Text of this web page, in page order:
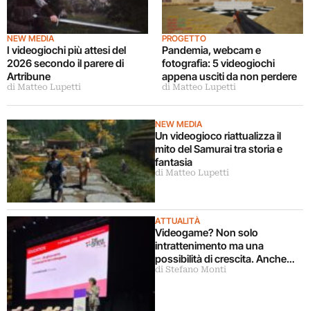
NEW MEDIA
I videogiochi più attesi del
2026 secondo il parere di
Artribune
di Matteo Lupetti
PROGETTO
Pandemia, webcam e
fotografia: 5 videogiochi
appena usciti da non perdere
di Matteo Lupetti
NEW MEDIA
Un videogioco riattualizza il
mito del Samurai tra storia e
fantasia
di Matteo Lupetti
ATTUALITÀ
Videogame? Non solo
intrattenimento ma una
possibilità di crescita. Anche
per l’Italia
di Stefano Monti